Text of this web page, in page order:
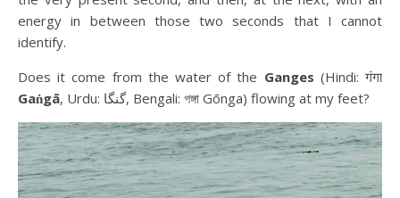
energy in between those two seconds that I cannot
identify.
Does it come from the water of the Ganges (Hindi: गंगा
Gaṅgā
, Urdu: گنگا, Bengali: গঙ্গা Gōnga) flowing at my feet?